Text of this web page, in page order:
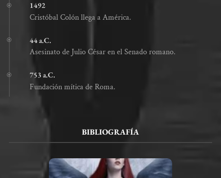
1492
Cristóbal Colón llega a América.
44 a.C.
Asesinato de Julio César en el Senado romano.
753 a.C.
Fundación mítica de Roma.
BIBLIOGRAFÍA